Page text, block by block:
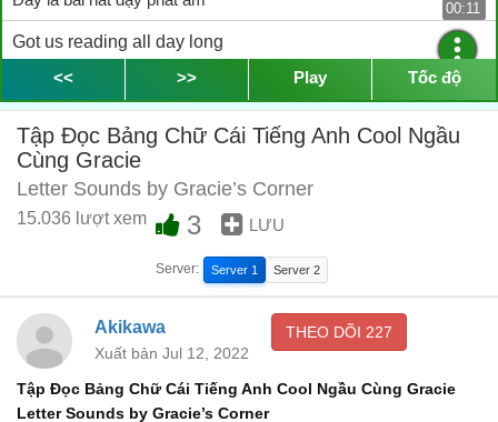
00:11
Got us reading all day long
Khiến chúng mình vui học phát âm suốt cả ngày
00:14
This is the phonics song
Đây là bài hát dạy phát âm
P P P Phonics song
B B B Bài hát dạy phát âm
What sound does that letter make? (Tell me)
Chữ cái đó phát âm là gì? (Nói tớ biết với)
What sound does that letter make?
Chữ cái đó phát âm là gì?
00:29
Break it down, sound it out
<< >> Play Tốc độ
Tập Đọc Bảng Chữ Cái Tiếng Anh Cool Ngầu
Cùng Gracie
Letter Sounds by Gracie’s Corner
15.036 lượt xem 3 LƯU
Server: Server 1 Server 2
Akikawa
Xuất bản Jul 12, 2022
THEO DÕI 227
Tập Đọc Bảng Chữ Cái Tiếng Anh Cool Ngầu Cùng Gracie
Letter Sounds by Gracie’s Corner